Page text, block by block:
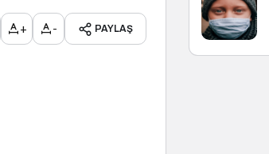
+ - PAYLAŞ